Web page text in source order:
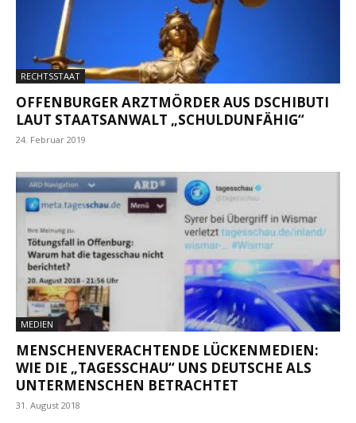
RECHTSSTAAT
OFFENBURGER ARZTMÖRDER AUS DSCHIBUTI
LAUT STAATSANWALT „SCHULDUNFÄHIG“
24. Februar 2019
MEDIEN
MENSCHENVERACHTENDE LÜCKENMEDIEN:
WIE DIE „TAGESSCHAU“ UNS DEUTSCHE ALS
UNTERMENSCHEN BETRACHTET
31. August 2018